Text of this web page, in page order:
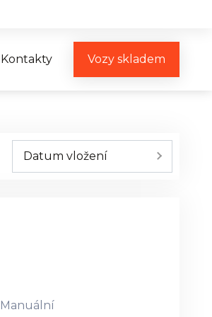
Kontakty Vozy skladem
Datum vložení
Manuální